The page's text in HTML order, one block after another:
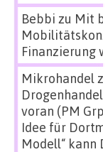
Bebbi zu Mit
Finanzierung
Mikrohandel
voran (PM
Idee für
Modell“ kann